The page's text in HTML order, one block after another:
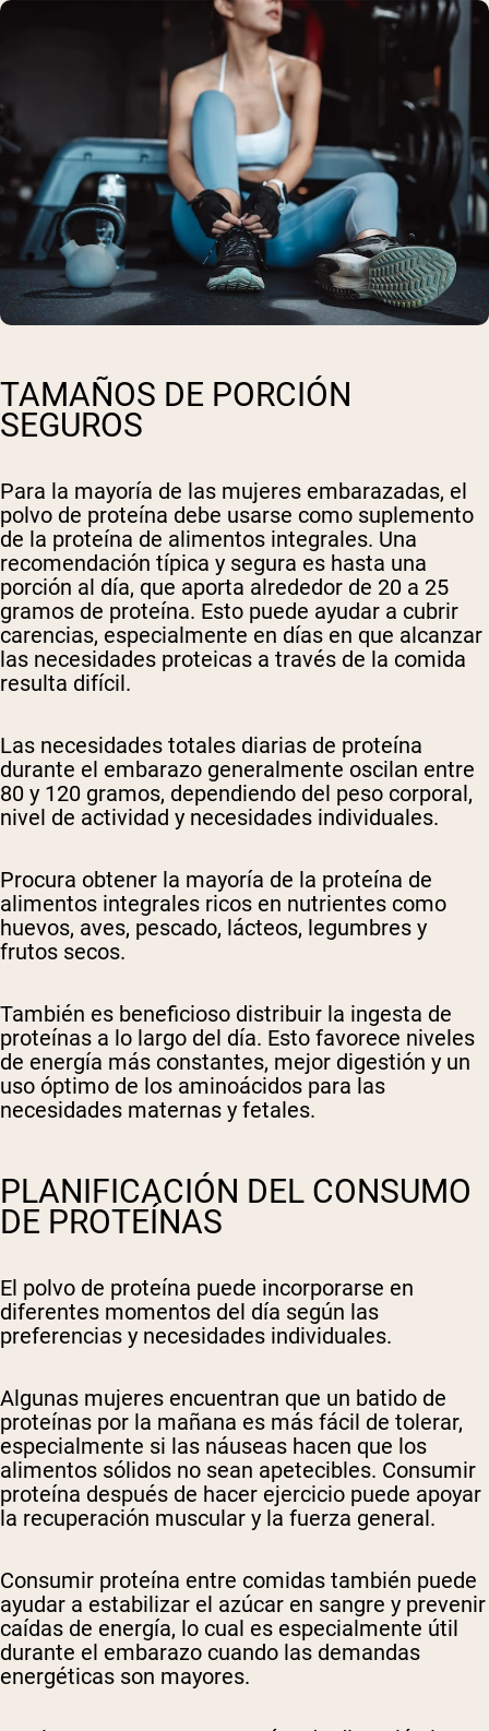
TAMAÑOS DE PORCIÓN
SEGUROS
Para la mayoría de las mujeres embarazadas, el
polvo de proteína debe usarse como suplemento
de la proteína de alimentos integrales. Una
recomendación típica y segura es hasta una
porción al día, que aporta alrededor de 20 a 25
gramos de proteína. Esto puede ayudar a cubrir
carencias, especialmente en días en que alcanzar
las necesidades proteicas a través de la comida
resulta difícil.
Las necesidades totales diarias de proteína
durante el embarazo generalmente oscilan entre
80 y 120 gramos, dependiendo del peso corporal,
nivel de actividad y necesidades individuales.
Procura obtener la mayoría de la proteína de
alimentos integrales ricos en nutrientes como
huevos, aves, pescado, lácteos, legumbres y
frutos secos.
También es beneficioso distribuir la ingesta de
proteínas a lo largo del día. Esto favorece niveles
de energía más constantes, mejor digestión y un
uso óptimo de los aminoácidos para las
necesidades maternas y fetales.
PLANIFICACIÓN DEL CONSUMO
DE PROTEÍNAS
El polvo de proteína puede incorporarse en
diferentes momentos del día según las
preferencias y necesidades individuales.
Algunas mujeres encuentran que un batido de
proteínas por la mañana es más fácil de tolerar,
especialmente si las náuseas hacen que los
alimentos sólidos no sean apetecibles. Consumir
proteína después de hacer ejercicio puede apoyar
la recuperación muscular y la fuerza general.
Consumir proteína entre comidas también puede
ayudar a estabilizar el azúcar en sangre y prevenir
caídas de energía, lo cual es especialmente útil
durante el embarazo cuando las demandas
energéticas son mayores.